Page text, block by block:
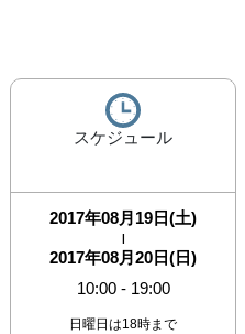
スケジュール
2017年08月19日(土)
|
2017年08月20日(日)
10:00- 19:00
日曜日は18時まで